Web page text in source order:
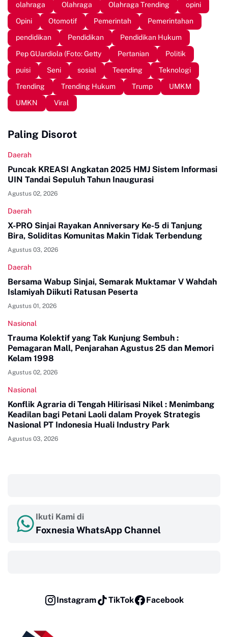
olahraga
Olahraga Olahraga Trending
opini
Opini
Otomotif Pemerintah
Pemerintahan
pendidikan
Pendidikan
Pendidikan Hukum
Pep GUardiola (Foto: Getty
Pertanian
Politik
puisi
Seni sosial Teending
Teknologi
Trending
Trending Hukum Trump
UMKM
UMKN
Viral
Paling Disorot
Daerah
Puncak KREASI Angkatan 2025 HMJ Sistem Informasi
UIN Tandai Sepuluh Tahun Inaugurasi
Agustus 02, 2026
Daerah
X-PRO Sinjai Rayakan Anniversary Ke-5 di Tanjung
Bira, Soliditas Komunitas Makin Tidak Terbendung
Agustus 03, 2026
Daerah
Bersama Wabup Sinjai, Semarak Muktamar V Wahdah
Islamiyah Diikuti Ratusan Peserta
Agustus 01, 2026
Nasional
Trauma Kolektif yang Tak Kunjung Sembuh :
Pemagaran Mall, Penjarahan Agustus 25 dan Memori
Kelam 1998
Agustus 02, 2026
Nasional
Konflik Agraria di Tengah Hilirisasi Nikel : Menimbang
Keadilan bagi Petani Laoli dalam Proyek Strategis
Nasional PT Indonesia Huali Industry Park
Agustus 03, 2026
Ikuti Kami di
Foxnesia WhatsApp Channel
Instagram TikTok Facebook